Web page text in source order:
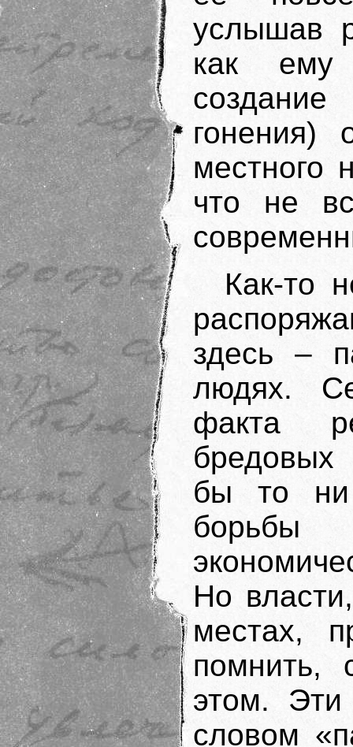
услышав
как ему
гонения)
местного
что не
Как-то
здесь –
людях.
факта
бредовых
бы то ни
борьбы
Но
местах,
помнить,
этом. Эти
словом